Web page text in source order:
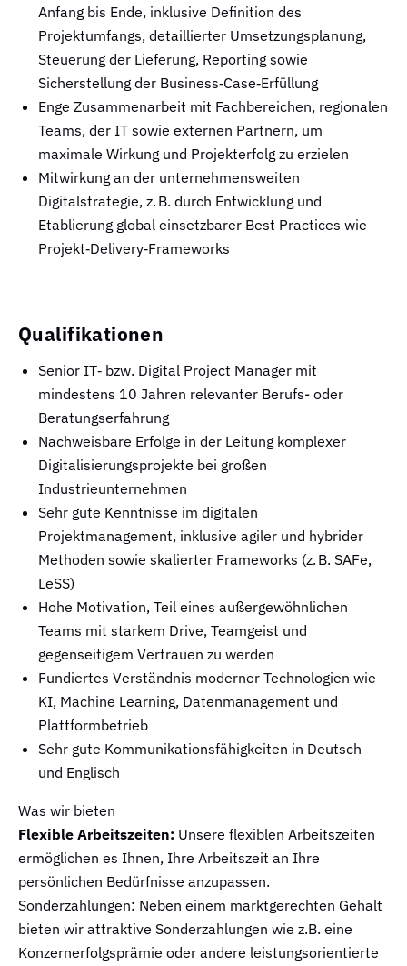
Anfang bis Ende, inklusive Definition des
Projektumfangs, detaillierter Umsetzungsplanung,
Steuerung der Lieferung, Reporting sowie
Sicherstellung der Business‑Case‑Erfüllung
Enge Zusammenarbeit mit Fachbereichen, regionalen
Teams, der IT sowie externen Partnern, um
maximale Wirkung und Projekterfolg zu erzielen
Mitwirkung an der unternehmensweiten
Digitalstrategie, z. B. durch Entwicklung und
Etablierung global einsetzbarer Best Practices wie
Projekt‑Delivery‑Frameworks
Qualifikationen
Senior IT‑ bzw. Digital Project Manager mit
mindestens 10 Jahren relevanter Berufs- oder
Beratungserfahrung
Nachweisbare Erfolge in der Leitung komplexer
Digitalisierungsprojekte bei großen
Industrieunternehmen
Sehr gute Kenntnisse im digitalen
Projektmanagement, inklusive agiler und hybrider
Methoden sowie skalierter Frameworks (z. B. SAFe,
LeSS)
Hohe Motivation, Teil eines außergewöhnlichen
Teams mit starkem Drive, Teamgeist und
gegenseitigem Vertrauen zu werden
Fundiertes Verständnis moderner Technologien wie
KI, Machine Learning, Datenmanagement und
Plattformbetrieb
Sehr gute Kommunikationsfähigkeiten in Deutsch
und Englisch
Was wir bieten
Flexible Arbeitszeiten: Unsere flexiblen Arbeitszeiten
ermöglichen es Ihnen, Ihre Arbeitszeit an Ihre
persönlichen Bedürfnisse anzupassen.
Sonderzahlungen: Neben einem marktgerechten Gehalt
bieten wir attraktive Sonderzahlungen wie z.B. eine
Konzernerfolgsprämie oder andere leistungsorientierte